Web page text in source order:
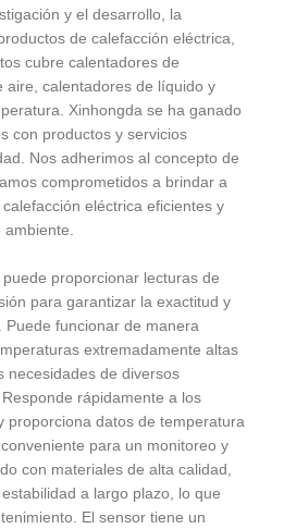
y el desarrollo, la
de calefacción eléctrica,
cubre calentadores de
aire, calentadores de líquido y
Xinhongda se ha ganado
con productos y servicios
Nos adherimos al concepto de
comprometidos a brindar a
eléctrica eficientes y
proporcionar lecturas de
para garantizar la exactitud y
funcionar de manera
extremadamente altas
necesidades de diversos
rápidamente a los
proporciona datos de temperatura
para un monitoreo y
con materiales de alta calidad,
a largo plazo, lo que
El sensor tiene un